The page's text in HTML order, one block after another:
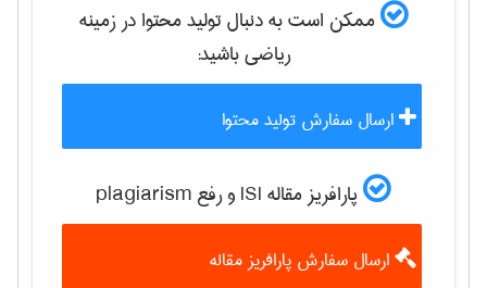
ممکن است به دنبال تولید محتوا در زمینه
رياضیباشید:
ارسال سفارش تولید محتوا
پارافریز مقاله ISI و رفع plagiarism
ارسال سفارش پارافریز مقاله